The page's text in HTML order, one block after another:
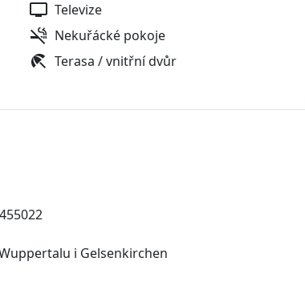
Televize
Nekuřácké pokoje
Terasa / vnitřní dvůr
i Gelsenkirchen